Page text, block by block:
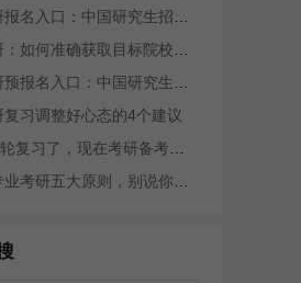
复习调整好心态的4个建议